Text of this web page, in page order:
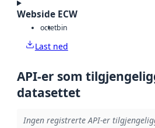
Webside ECW
octetbin
Last ned
API-er som
datasettet
Ingen registrerte API-er